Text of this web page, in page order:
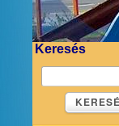
Keresés